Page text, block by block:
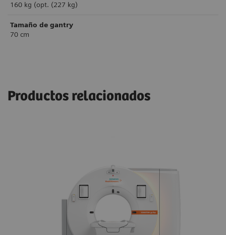
160 kg (opt. (227 kg)
Tamaño de gantry
70 cm
Productos relacionados